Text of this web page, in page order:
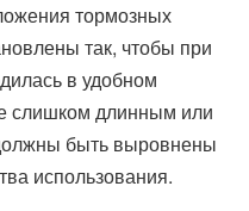
тормозных
так, чтобы при
в удобном
слишком длинным или
быть выровнены
использования.